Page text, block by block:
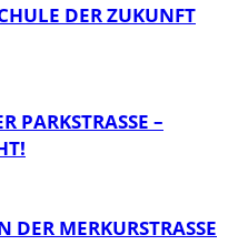
DER ZUKUNFT
– Z
MERKURSTRASSE